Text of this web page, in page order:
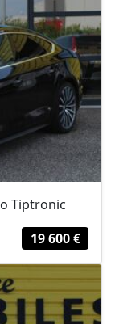
Tiptronic
19 600 €